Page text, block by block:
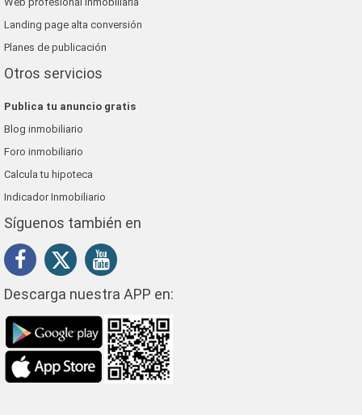
Landing page alta conversión
Planes de publicación
Otros servicios
Publica tu anuncio gratis
Blog inmobiliario
Foro inmobiliario
Calcula tu hipoteca
Indicador Inmobiliario
Síguenos también en
Descarga nuestra APP en: